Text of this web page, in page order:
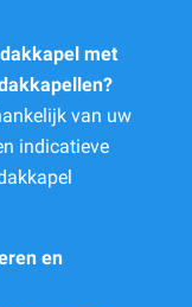
met
van uw
indicatieve
en